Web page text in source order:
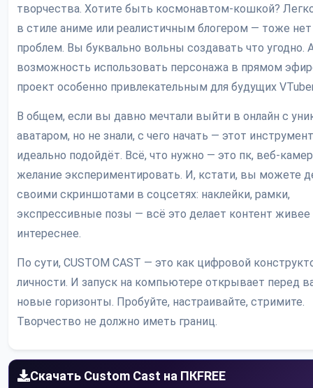
творчества. Хотите быть космонавтом-кошкой?
в стиле аниме или реалистичным блогером — тоже нет
проблем. Вы буквально вольны создавать что угодно.
возможность использовать персонажа в прямом
проект особенно привлекательным для будущих
В общем, если вы давно мечтали выйти в онлайн с
аватаром, но не знали, с чего начать — этот инструмент
идеально подойдёт. Всё, что нужно — это пк, веб-
желание экспериментировать. И, кстати, вы можете
своими скриншотами в соцсетях: наклейки, рамки,
экспрессивные позы — всё это делает контент живее
интереснее.
По сути, CUSTOM CAST — это как цифровой
личности. И запуск на компьютере открывает перед
новые горизонты. Пробуйте, настраивайте, стримите.
Творчество не должно иметь границ.
Скачать Custom Cast на ПКFREE